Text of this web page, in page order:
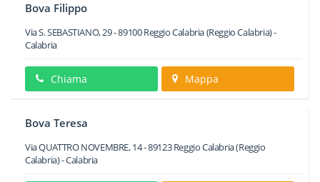
Bova Filippo
Via S. SEBASTIANO, 29-89100Reggio Calabria(Reggio Calabria) -
Calabria
Chiama Mappa
Bova Teresa
Via QUATTRO NOVEMBRE, 14-89123 Reggio Calabria(Reggio
Calabria) -Calabria